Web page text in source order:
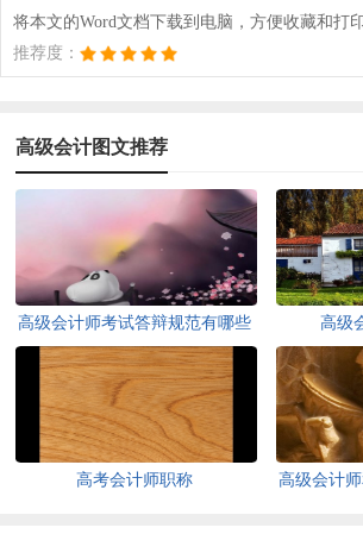
将本文的Word文档下载到电脑，方便收藏和打
推荐度：
高级会计图文推荐
高级会计师考试答辩规范有哪些 高级
高考会计师职称
高级会计